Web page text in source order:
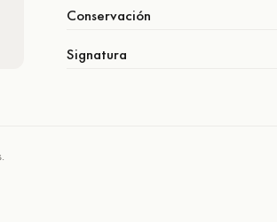
Conservación
Signatura